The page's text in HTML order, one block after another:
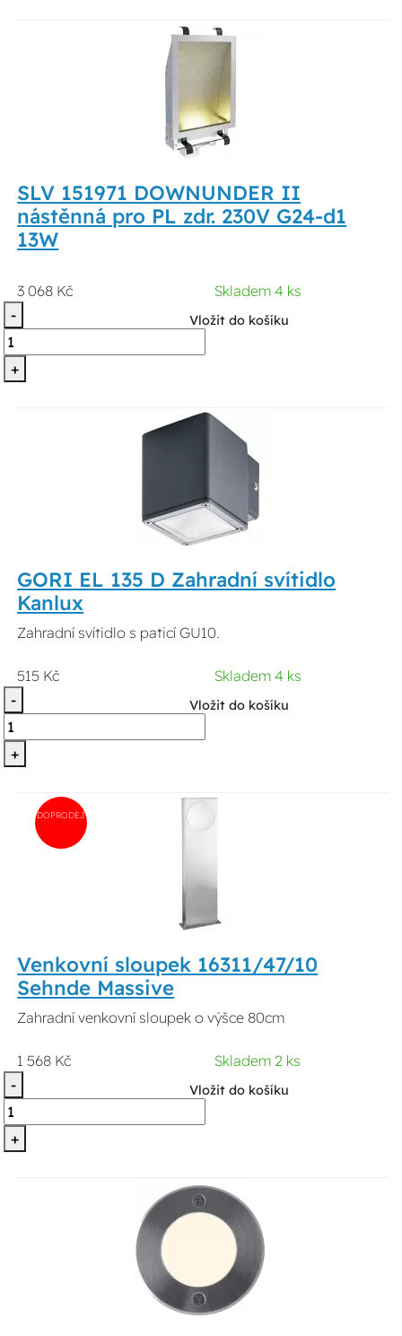
SLV 151971 DOWNUNDER II
nástěnná pro PL zdr. 230V G24-d1
13W
3 068 Kč
Skladem 4 ks
-
+
Vložit do košíku
GORI EL 135 D Zahradní svítidlo
Kanlux
Zahradní svítidlo s paticí GU10.
515 Kč
Skladem 4 ks
-
+
Vložit do košíku
DOPRODEJ
Venkovní sloupek 16311/47/10
Sehnde Massive
Zahradní venkovní sloupek o výšce 80cm
1 568 Kč
Skladem 2 ks
-
+
Vložit do košíku